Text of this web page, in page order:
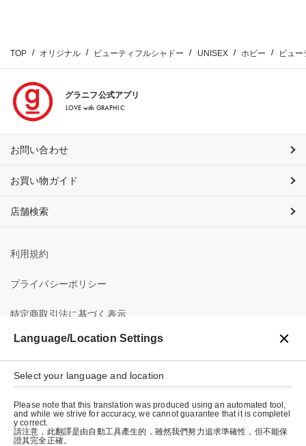
TOP オリジナル ビューティフルシャドー UNISEX ホビー ビュ
グラニフ公式アプリ
LOVE with GRAPHIC
お問い合わせ
お買い物ガイド
店舗検索
利用規約
プライバシーポリシー
特定商取引法に基づく表示
会社概要
Language/Location Settings
Select your language and location
Please note that this translation was produced using an automated tool,
and while we strive for accuracy, we cannot guarantee that it is completel
y correct.
請注意，此翻譯是由自動工具產生的，雖然我們努力追求準確性，但不能保
證其完全正確。